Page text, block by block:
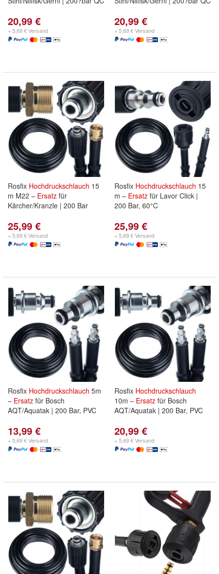
20,99 €
+ 5,69 € Versand
20,99 €
+ 5,69 € Versand
Rosfix Hochdruckschlauch 15
m M22 – Ersatz für
Kärcher/Kranzle | 200 Bar
25,99 €
+ 5,69 € Versand
Rosfix Hochdruckschlauch 15
m – Ersatz für Lavor Click |
200 Bar, 60°C
25,99 €
+ 5,69 € Versand
Rosfix Hochdruckschlauch 5m
– Ersatz für Bosch
AQT/Aquatak | 200 Bar, PVC
13,99 €
+ 5,69 € Versand
Rosfix Hochdruckschlauch
10m – Ersatz für Bosch
AQT/Aquatak | 200 Bar, PVC
20,99 €
+ 5,69 € Versand